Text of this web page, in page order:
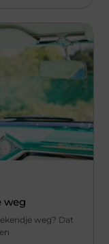
weg
weg? Dat